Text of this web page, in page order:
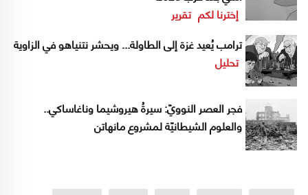
إخترنا لكم تقرير
ترامب يُعيد غزة إلى الطاولة... ويحشر نتنياهو في الزاوية
تحليل
فجر العصر النوويّ: سيرةُ هيروشيما وناغاساكي..
والعلوم الشيطانيّة لمشروع مانهاتن